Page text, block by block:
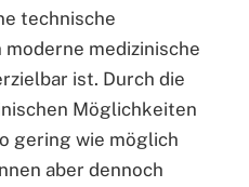
technische
medizinische
ist. Durch die
Möglichkeiten
gering wie möglich
aber dennoch